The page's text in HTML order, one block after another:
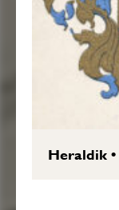
Heraldik•